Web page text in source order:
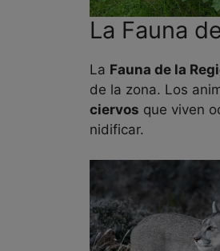
La Fauna
La Fauna de la
de la zona. Los
ciervos que viven
nidificar.